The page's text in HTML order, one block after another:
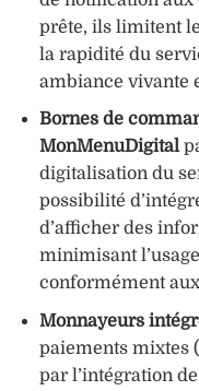
prête, ils limitent
la rapidité du
ambiance vivante
Bornes de
MonMenuDigital
digitalisation du
possibilité
d’afficher des
minimisant
conformément
Monnayeurs
paiements mixtes
par l’intégration